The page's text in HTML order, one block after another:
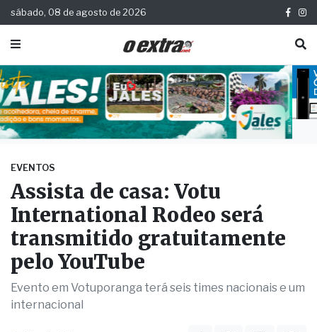
sábado, 08 de agosto de 2026
Assista de casa: Votu
International Rodeo será
transmitido gratuitamente
pelo YouTube
Evento em Votuporanga terá seis times nacionais e um
internacional